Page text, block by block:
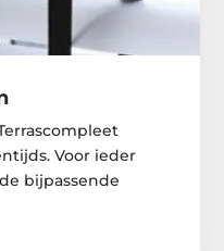
Voor ieder
bijpassende